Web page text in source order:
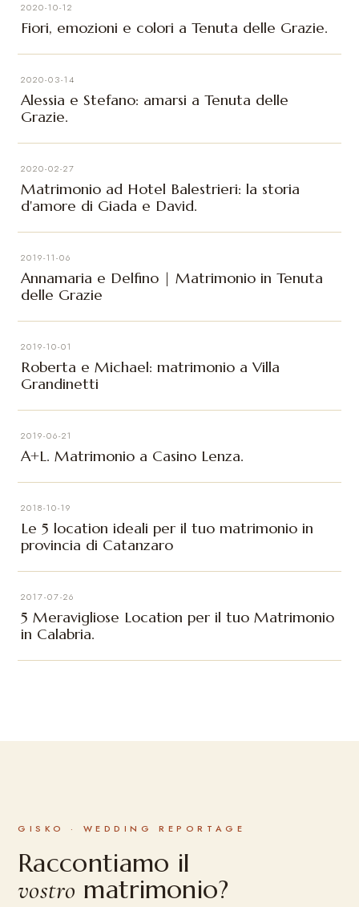
2020-10-12
Fiori, emozioni e colori a Tenuta delle Grazie.
2020-03-14
Alessia e Stefano: amarsi a Tenuta delle
Grazie.
2020-02-27
Matrimonio ad Hotel Balestrieri: la storia
d'amore di Giada e David.
2019-11-06
Annamaria e Delfino | Matrimonio in Tenuta
delle Grazie
2019-10-01
Roberta e Michael: matrimonio a Villa
Grandinetti
2019-06-21
A+L. Matrimonio a Casino Lenza.
2018-10-19
Le 5 location ideali per il tuo matrimonio in
provincia di Catanzaro
2017-07-26
5 Meravigliose Location per il tuo Matrimonio
in Calabria.
GISKO · WEDDING REPORTAGE
Raccontiamo il
vostro matrimonio?